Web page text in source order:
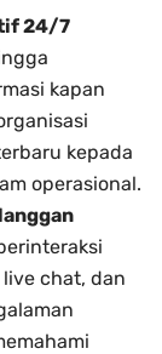
24/7
kapan
kepada
operasional.
chat, dan